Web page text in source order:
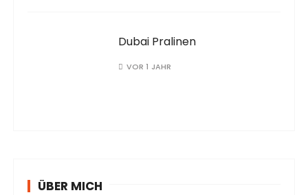
Dubai Pralinen
VOR 1 JAHR
ÜBER MICH